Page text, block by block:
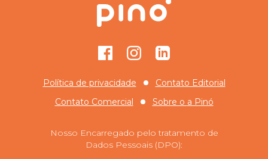
FacebookInstagramGitHub
Política de privacidade
Contato Editorial
Contato Comercial
Sobre o a Pinó
Nosso Encarregado pelo tratamento de
Dados Pessoais (DPO):